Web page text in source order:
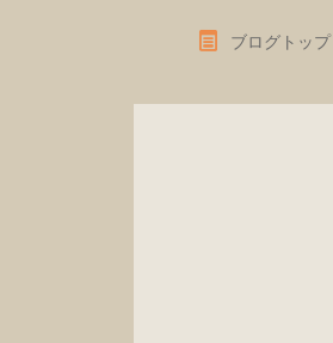
ブログトップ